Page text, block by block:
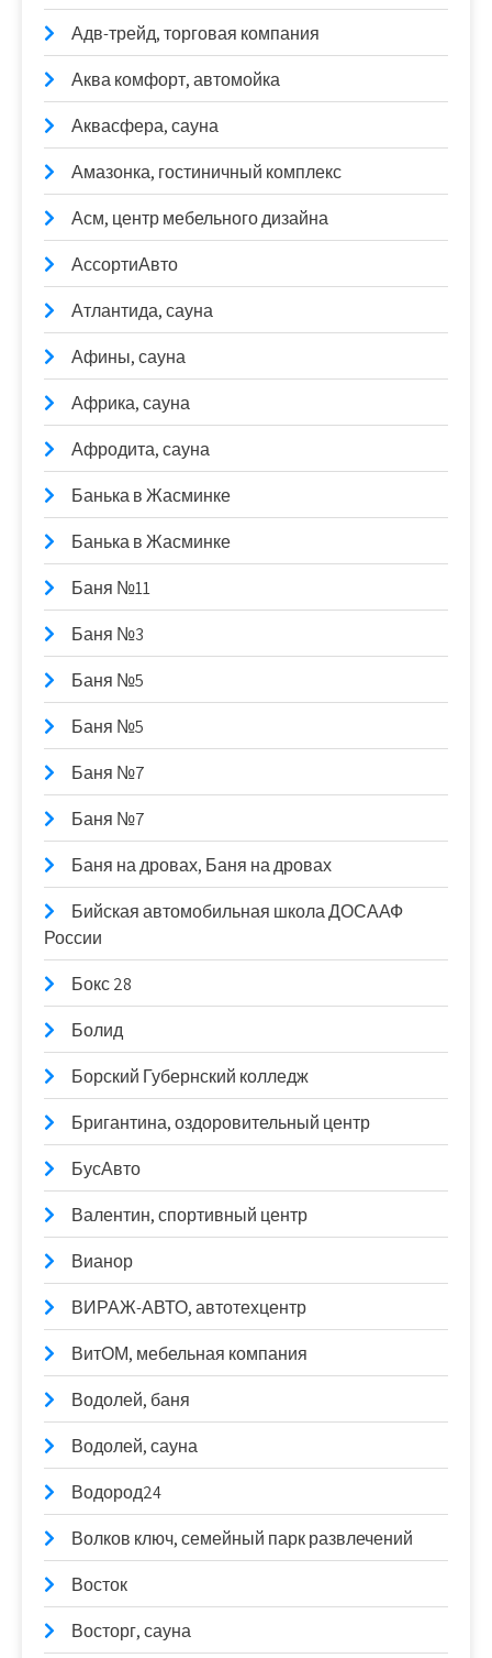
Адв-трейд, торговая компания
Аква комфорт, автомойка
Аквасфера, сауна
Амазонка, гостиничный комплекс
Асм, центр мебельного дизайна
АссортиАвто
Атлантида, сауна
Афины, сауна
Африка, сауна
Афродита, сауна
Банька в Жасминке
Банька в Жасминке
Баня №11
Баня №3
Баня №5
Баня №5
Баня №7
Баня №7
Баня на дровах, Баня на дровах
Бийская автомобильная школа ДОСААФ
России
Бокс 28
Болид
Борский Губернский колледж
Бригантина, оздоровительный центр
БусАвто
Валентин, спортивный центр
Вианор
ВИРАЖ-АВТО, автотехцентр
ВитОМ, мебельная компания
Водолей, баня
Водолей, сауна
Водород24
Волков ключ, семейный парк развлечений
Восток
Восторг, сауна